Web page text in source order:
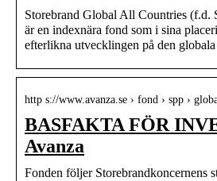
Storebrand Global All Countries (f.d.
är en indexnära fond som i sina
efterlikna utvecklingen på den
http s://www.avanza.se › fond › spp ›
BASFAKTA FÖR
Avanza
Fonden följer Storebrandkoncernens